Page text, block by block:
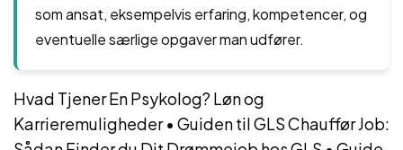
som ansat, eksempelvis erfaring, kompetencer, og
eventuelle særlige opgaver man udfører.
Hvad Tjener En Psykolog? Løn og
Karrieremuligheder• Guiden til GLS Chauffør Job: